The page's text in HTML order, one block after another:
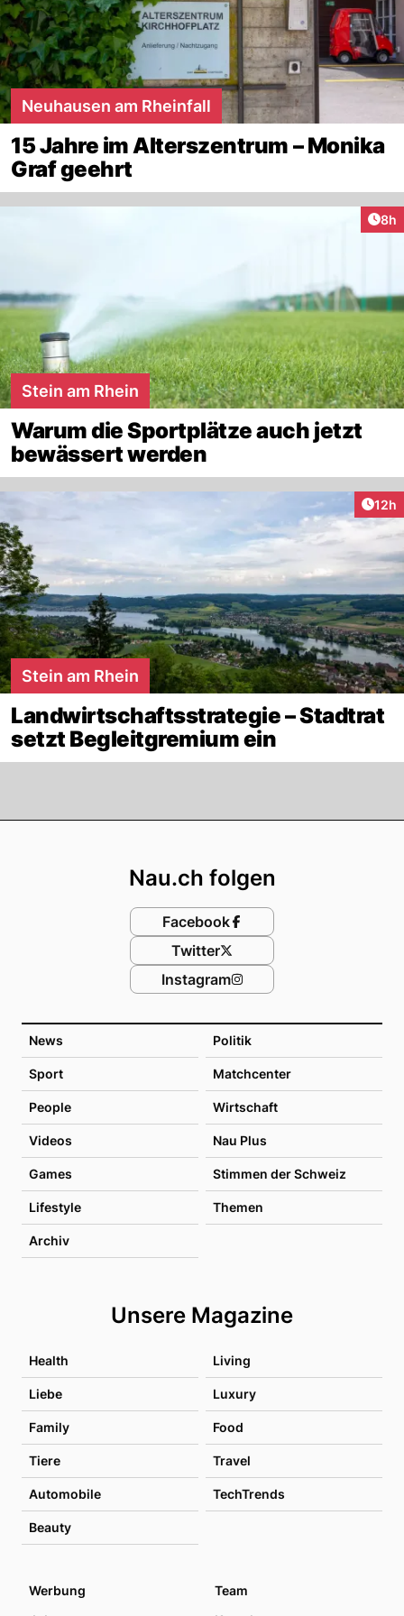
Neuhausen am Rheinfall
15 Jahre im Alterszentrum – Monika
Graf geehrt
8h
Stein am Rhein
Warum die Sportplätze auch jetzt
bewässert werden
12h
Stein am Rhein
Landwirtschaftsstrategie – Stadtrat
setzt Begleitgremium ein
News Politik
Sport Matchcenter
People Wirtschaft
Videos Nau Plus
Games Stimmen der Schweiz
Lifestyle Themen
Archiv
Unsere Magazine
Health Living
Liebe Luxury
Family Food
Tiere Travel
Automobile TechTrends
Beauty
Nau.ch folgen
Facebook
Twitter
Instagram
Werbung
Team